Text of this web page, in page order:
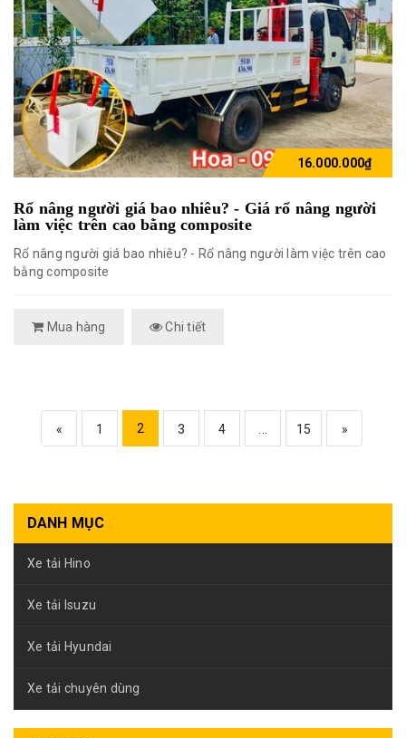
16.000.000₫
Rổ nâng người giá bao nhiêu? - Giá rổ nâng người
làm việc trên cao bằng composite
Rổ nâng người giá bao nhiêu? - Rổ nâng người làm việc trên cao
bằng composite
Mua hàng Chi tiết
« 1 2 3 4 15 »
DANH MỤC
Xe tải Hino
Xe tải Isuzu
Xe tải Hyundai
Xe tải chuyên dùng